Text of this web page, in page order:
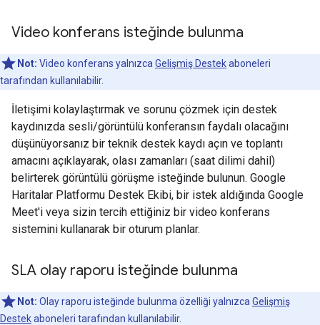
Video konferans isteğinde bulunma
Not: Video konferans yalnızca Gelişmiş Destekaboneleri
tarafından kullanılabilir.
İletişimi kolaylaştırmak ve sorunu çözmek için destek
kaydınızda sesli/görüntülü konferansın faydalı olacağını
düşünüyorsanız bir teknik destek kaydı açın ve toplantı
amacını açıklayarak, olası zamanları (saat dilimi dahil)
belirterek görüntülü görüşme isteğinde bulunun. Google
Haritalar Platformu Destek Ekibi, bir istek aldığında Google
Meet'i veya sizin tercih ettiğiniz bir video konferans
sistemini kullanarak bir oturum planlar.
SLA olay raporu isteğinde bulunma
Not: Olay raporu isteğinde bulunma özelliği yalnızca Gelişmiş
Destekaboneleri tarafından kullanılabilir.